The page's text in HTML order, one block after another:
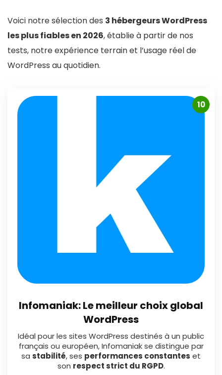
Voici notre sélection des 3 hébergeurs WordPress
les plus fiables en 2026, établie à partir de nos
tests, notre expérience terrain et l’usage réel de
WordPress au quotidien.
10
Infomaniak: Le meilleur choix global
WordPress
Idéal pour les sites WordPress destinés à un public
français ou européen, Infomaniak se distingue par
sa stabilité, ses performances constantes et
son respect strict du RGPD.